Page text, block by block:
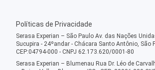
Políticas de Privacidade
Serasa Experian – São Paulo Av. das Nações
Sucupira - 24ºandar - Chácara Santo Antônio, São
CEP:04794-000 - CNPJ 62.173.620/0001-80
Serasa Experian – Blumenau Rua Dr. Léo de